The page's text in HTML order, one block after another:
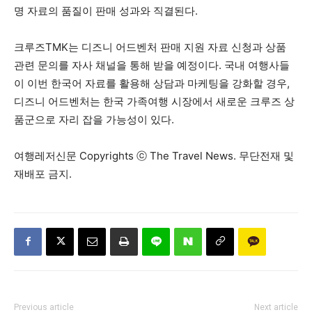
명 자료의 품질이 판매 성과와 직결된다.
크루즈TMK는 디즈니 어드벤처 판매 지원 자료 신청과 상품
관련 문의를 자사 채널을 통해 받을 예정이다. 국내 여행사들
이 이번 한국어 자료를 활용해 상담과 마케팅을 강화할 경우,
디즈니 어드벤처는 한국 가족여행 시장에서 새로운 크루즈 상
품군으로 자리 잡을 가능성이 있다.
여행레저신문 Copyrights ⓒ The Travel News. 무단전재 및
재배포 금지.
Previous article Next article